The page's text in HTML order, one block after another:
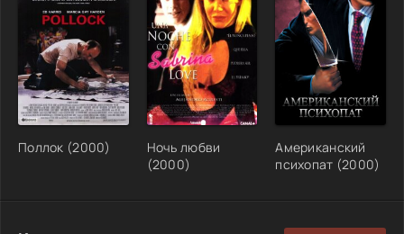
Поллок (2000)
Ночь любви
(2000)
Американский
психопат (2000)